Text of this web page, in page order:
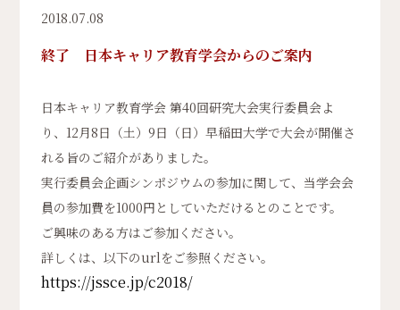
2018.07.08
終了 日本キャリア教育学会からのご案内
日本キャリア教育学会 第40回研究大会実行委員会よ
り、12月8日（土）9日（日）早稲田大学で大会が開催さ
れる旨のご紹介がありました。
実行委員会企画シンポジウムの参加に関して、当学会会
員の参加費を1000円としていただけるとのことです。
ご興味のある方はご参加ください。
詳しくは、以下のurlをご参照ください。
https://jssce.jp/c2018/